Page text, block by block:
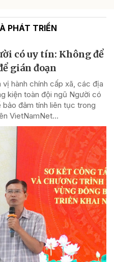
PHÁT TRIỂN
có uy tín: Không để
gián đoạn
hành chính cấp xã, các địa
kiện toàn đội ngũ Người có
đảm tính liên tục trong
VietNamNet...